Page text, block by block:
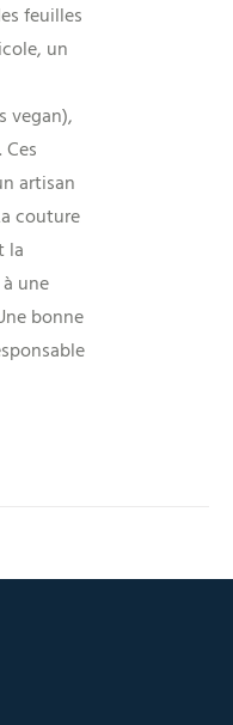
feuilles
un
vegan),
artisan
couture
la
une
bonne